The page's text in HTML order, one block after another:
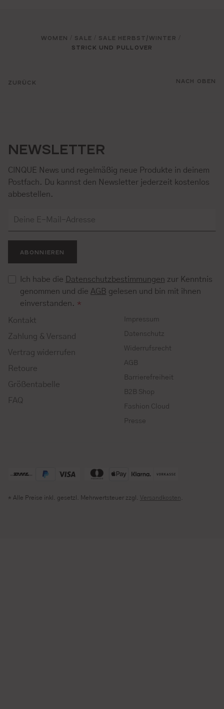
ZURÜCK
WOMEN SALE SALE HERBST/WINTER
STRICK UND PULLOVER
NACH OBEN
NEWSLETTER
CINQUE News und regelmäßig neue Produkte in deinem
Postfach. Du kannst den Newsletter jederzeit kostenlos
abbestellen.
ABONNIEREN
Ich habe die Datenschutzbestimmungen zur Kenntnis
genommen und die AGB gelesen und bin mit ihnen
einverstanden. *
Kontakt
Zahlung & Versand
Vertrag widerrufen
Retoure
Größentabelle
FAQ
Impressum
Datenschutz
Widerrufsrecht
AGB
Barrierefreiheit
B2B Shop
Fashion Cloud
Presse
* Alle Preise inkl. gesetzl. Mehrwertsteuer zzgl. Versandkosten